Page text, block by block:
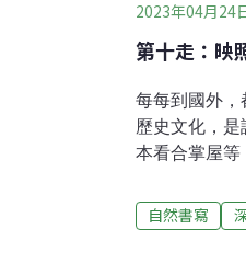
2023年04月24
第十走：映
每每到國外，
歷史文化，是
本看合掌屋等
貌源自於他百
為極重要的物
自然書寫